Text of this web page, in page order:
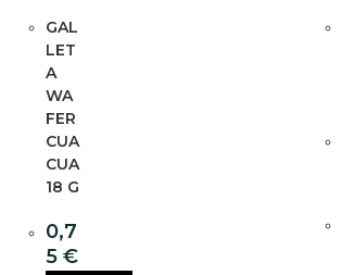
GAL
LET
A
WA
FER
CUA
CUA
18 G
0,7
5€